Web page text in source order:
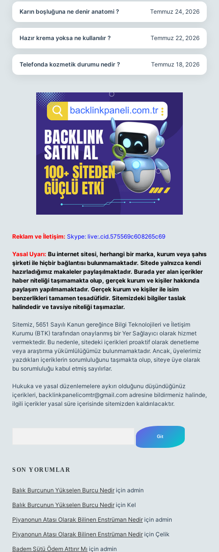
Karın boşluğuna ne denir anatomi ? Temmuz 24, 2026
Hazır krema yoksa ne kullanılır ? Temmuz 22, 2026
Telefonda kozmetik durumu nedir ? Temmuz 18, 2026
Reklam ve İletişim: Skype: live:.cid.575569c608265c69
Yasal Uyarı: Bu internet sitesi, herhangi bir marka, kurum veya şahıs
şirketi ile hiçbir bağlantısı bulunmamaktadır. Sitede yalnızca kendi
hazırladığımız makaleler paylaşılmaktadır. Burada yer alan içerikler
haber niteliği taşımamakta olup, gerçek kurum ve kişiler hakkında
paylaşım yapılmamaktadır. Gerçek kurum ve kişiler ile isim
benzerlikleri tamamen tesadüfidir. Sitemizdeki bilgiler taslak
halindedir ve tavsiye niteliği taşımazlar.
Sitemiz, 5651 Sayılı Kanun gereğince Bilgi Teknolojileri ve İletişim
Kurumu (BTK) tarafından onaylanmış bir Yer Sağlayıcı olarak hizmet
vermektedir. Bu nedenle, sitedeki içerikleri proaktif olarak denetleme
veya araştırma yükümlülüğümüz bulunmamaktadır. Ancak, üyelerimiz
yazdıkları içeriklerin sorumluluğunu taşımakta olup, siteye üye olarak
bu sorumluluğu kabul etmiş sayılırlar.
Hukuka ve yasal düzenlemelere aykırı olduğunu düşündüğünüz
içerikleri, backlinkpanelicomtr@gmail.com adresine bildirmeniz halinde,
ilgili içerikler yasal süre içerisinde sitemizden kaldırılacaktır.
SON YORUMLAR
Balık Burcunun Yükselen Burcu Nedir için admin
Balık Burcunun Yükselen Burcu Nedir için Kel
Piyanonun Atası Olarak Bilinen Enstrüman Nedir için admin
Piyanonun Atası Olarak Bilinen Enstrüman Nedir için Çelik
Badem Sütü Ödem Attırır Mı için admin